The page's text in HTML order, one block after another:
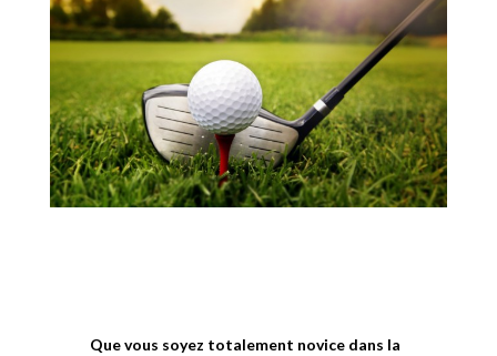
Que vous soyez totalement novice dans la